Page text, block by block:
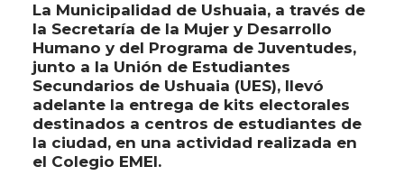
La Municipalidad de Ushuaia, a través de
la Secretaría de la Mujer y Desarrollo
Humano y del Programa de Juventudes,
junto a la Unión de Estudiantes
Secundarios de Ushuaia (UES), llevó
adelante la entrega de kits electorales
destinados a centros de estudiantes de
la ciudad, en una actividad realizada en
el Colegio EMEI.